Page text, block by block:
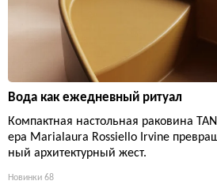
Вода как ежедневный ритуал
Компактная настольная раковина
ера Marialaura Rossiello Irvine
ный архитектурный жест.
Новинки 68